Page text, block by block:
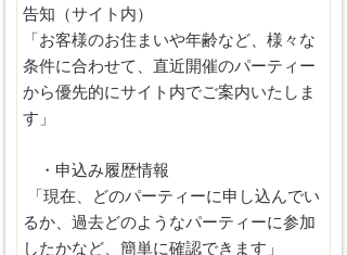
告知（サイト内）
「お客様のお住まいや年齢など、様々な
条件に合わせて、直近開催のパーティー
から優先的にサイト内でご案内いたしま
す」
・申込み履歴情報
「現在、どのパーティーに申し込んでい
るか、過去どのようなパーティーに参加
したかなど、簡単に確認できます」